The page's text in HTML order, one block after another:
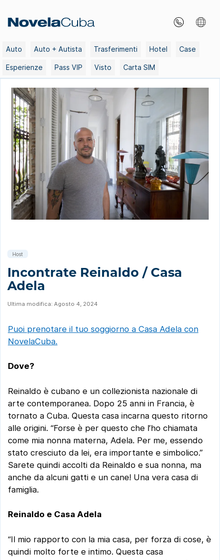
content
Auto Auto + Autista Trasferimenti Hotel Case
Esperienze Pass VIP Visto Carta SIM
Host
Incontrate Reinaldo / Casa
Adela
Ultima modifica: Agosto 4, 2024
Puoi prenotare il tuo soggiorno a Casa Adela con
NovelaCuba.
Dove?
Reinaldo è cubano e un collezionista nazionale di
arte contemporanea. Dopo 25 anni in Francia, è
tornato a Cuba. Questa casa incarna questo ritorno
alle origini. “Forse è per questo che l’ho chiamata
come mia nonna materna, Adela. Per me, essendo
stato cresciuto da lei, era importante e simbolico.”
Sarete quindi accolti da Reinaldo e sua nonna, ma
anche da alcuni gatti e un cane! Una vera casa di
famiglia.
Reinaldo e Casa Adela
“Il mio rapporto con la mia casa, per forza di cose, è
quindi molto forte e intimo. Questa casa